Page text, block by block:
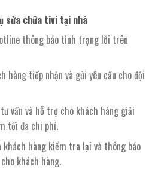
sửa chữa tivi tại nhà
thông báo tình trạng lỗi trên
hàng tiếp nhận và gửi yêu cầu cho đội
vấn và hỗ trợ cho khách hàng giải
tối đa chi phí.
khách hàng kiểm tra lại và thông báo
khách hàng.